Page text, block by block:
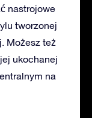
nastrojowe
tworzonej
Możesz też
ukochanej
na